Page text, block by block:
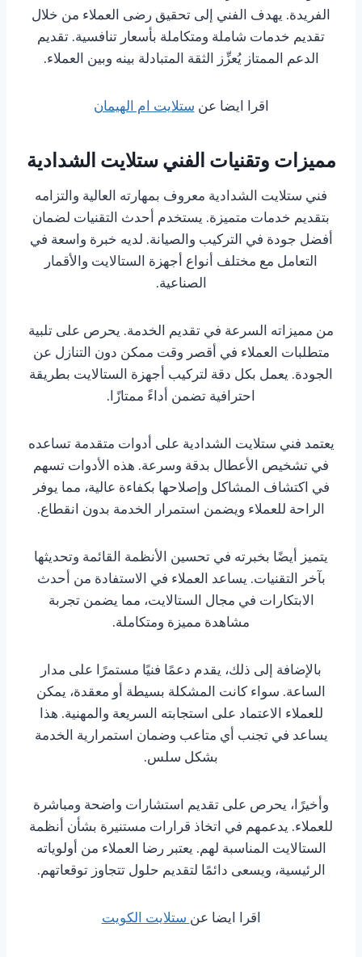
الفريدة. يهدف الفني إلى تحقيق رضى العملاء من خلال
تقديم خدمات شاملة ومتكاملة بأسعار تنافسية. تقديم
الدعم الممتاز يُعزِّز الثقة المتبادلة بينه وبين العملاء.
اقرا ايضا عنستلايت ام الهيمان
مميزات وتقنيات الفني ستلايت الشدادية
فني ستلايت الشدادية معروف بمهارته العالية والتزامه
بتقديم خدمات متميزة. يستخدم أحدث التقنيات لضمان
أفضل جودة في التركيب والصيانة. لديه خبرة واسعة في
التعامل مع مختلف أنواع أجهزة الستالايت والأقمار
الصناعية.
من مميزاته السرعة في تقديم الخدمة. يحرص على تلبية
متطلبات العملاء في أقصر وقت ممكن دون التنازل عن
الجودة. يعمل بكل دقة لتركيب أجهزة الستالايت بطريقة
احترافية تضمن أداءً ممتازًا.
يعتمد فني ستلايت الشدادية على أدوات متقدمة تساعده
في تشخيص الأعطال بدقة وسرعة. هذه الأدوات تسهم
في اكتشاف المشاكل وإصلاحها بكفاءة عالية، مما يوفر
الراحة للعملاء ويضمن استمرار الخدمة بدون انقطاع.
يتميز أيضًا بخبرته في تحسين الأنظمة القائمة وتحديثها
بآخر التقنيات. يساعد العملاء في الاستفادة من أحدث
الابتكارات في مجال الستالايت، مما يضمن تجربة
مشاهدة مميزة ومتكاملة.
بالإضافة إلى ذلك، يقدم دعمًا فنيًا مستمرًا على مدار
الساعة. سواء كانت المشكلة بسيطة أو معقدة، يمكن
للعملاء الاعتماد على استجابته السريعة والمهنية. هذا
يساعد في تجنب أي متاعب وضمان استمرارية الخدمة
بشكل سلس.
وأخيرًا، يحرص على تقديم استشارات واضحة ومباشرة
للعملاء. يدعمهم في اتخاذ قرارات مستنيرة بشأن أنظمة
الستالايت المناسبة لهم. يعتبر رضا العملاء من أولوياته
الرئيسية، ويسعى دائمًا لتقديم حلول تتجاوز توقعاتهم.
اقرا ايضا عنستلايت الكويت